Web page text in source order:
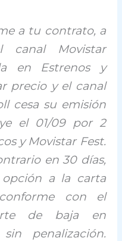
a tu contrato, a
canal Movistar
en Estrenos y
precio y el canal
cesa su emisión
el 01/09 por 2
y Movistar Fest.
en 30 días,
a la carta
con el
de baja en
penalización.